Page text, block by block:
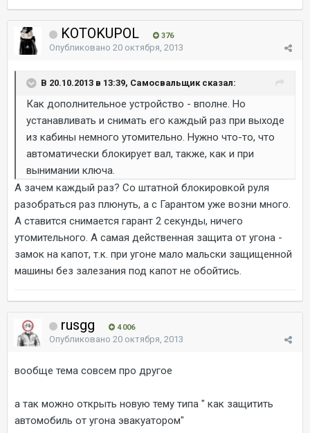
KOTOKUPOL 376
Опубликовано 20 октября, 2013
В 20.10.2013 в 13:39, Самосвальщик сказал:
Как дополнительное устройство - вполне. Но
устанавливать и снимать его каждый раз при выходе
из кабины немного утомительно. Нужно что-то, что
автоматически блокирует вал, также, как и при
вынимании ключа.
А зачем каждый раз? Со штатной блокировкой руля
разобраться раз плюнуть, а с Гарантом уже возни много.
А ставится снимается гарант 2 секунды, ничего
утомительного. А самая действенная защита от угона -
замок на капот, т.к. при угоне мало мальски защищенной
машины без залезания под капот не обойтись.
rusgg 4 006
Опубликовано 20 октября, 2013
вообще тема совсем про другое
а так можно открыть новую тему типа " как защитить
автомобиль от угона эвакуатором"